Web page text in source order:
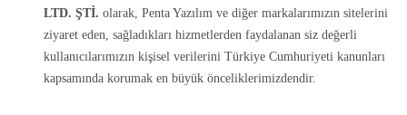
LTD. ŞTİ. olarak, Penta Yazılım ve diğer markalarımızın sitelerini
ziyaret eden, sağladıkları hizmetlerden faydalanan siz değerli
kullanıcılarımızın kişisel verilerini Türkiye Cumhuriyeti kanunları
kapsamında korumak en büyük önceliklerimizdendir.